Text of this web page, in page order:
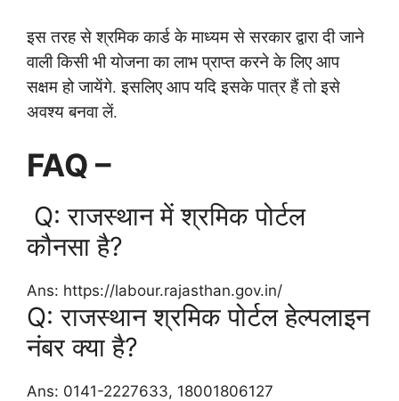
इस तरह से श्रमिक कार्ड के माध्यम से सरकार द्वारा दी जाने
वाली किसी भी योजना का लाभ प्राप्त करने के लिए आप
सक्षम हो जायेंगे. इसलिए आप यदि इसके पात्र हैं तो इसे
अवश्य बनवा लें.
FAQ –
Q: राजस्थान में श्रमिक पोर्टल
कौनसा है?
Ans: https://labour.rajasthan.gov.in/
Q: राजस्थान श्रमिक पोर्टल हेल्पलाइन
नंबर क्या है?
Ans: 0141-2227633, 18001806127